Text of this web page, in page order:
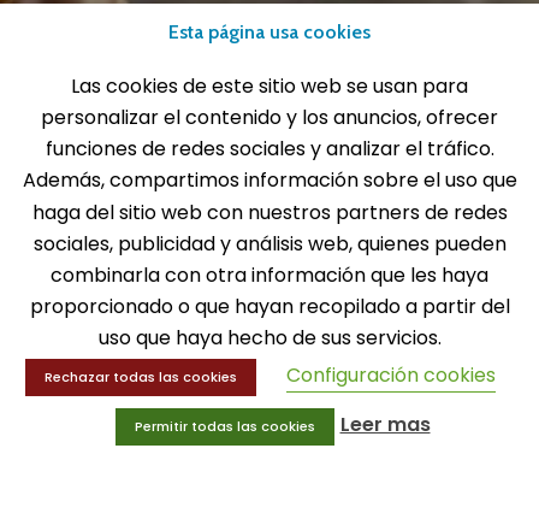
SOLICITA INFORMACIÓN
MENÚ
Balones
Deportes
Educación física
Entrenamiento y educación física
MENÚ
Equipamiento deportivo
Esta página usa cookies
Las cookies de este sitio web se usan para
personalizar el contenido y los anuncios, ofrecer
funciones de redes sociales y analizar el tráfico.
Además, compartimos información sobre el uso que
haga del sitio web con nuestros partners de redes
sociales, publicidad y análisis web, quienes pueden
combinarla con otra información que les haya
proporcionado o que hayan recopilado a partir del
uso que haya hecho de sus servicios.
Rechazar todas las cookies Configuración cookies
Permitir todas las cookies Leer mas